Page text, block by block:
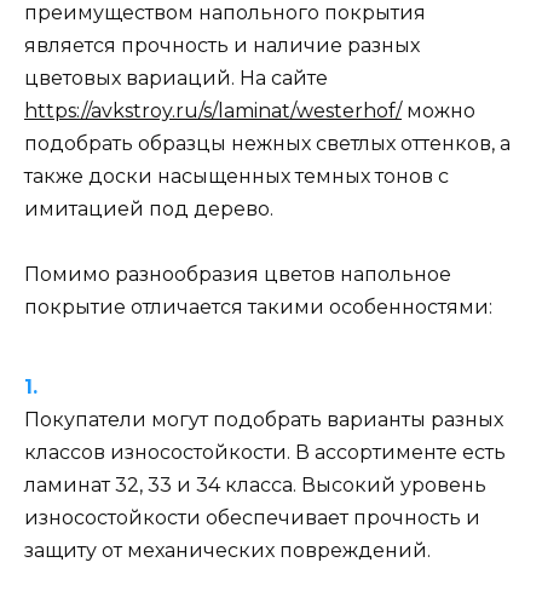
преимуществом напольного покрытия
является прочность и наличие разных
цветовых вариаций. На сайте
https://avkstroy.ru/s/laminat/westerhof/можно
подобрать образцы нежных светлых оттенков, а
также доски насыщенных темных тонов с
имитацией под дерево.
Помимо разнообразия цветов напольное
покрытие отличается такими особенностями:
Покупатели могут подобрать варианты разных
классов износостойкости. В ассортименте есть
ламинат 32, 33 и 34 класса. Высокий уровень
износостойкости обеспечивает прочность и
защиту от механических повреждений.